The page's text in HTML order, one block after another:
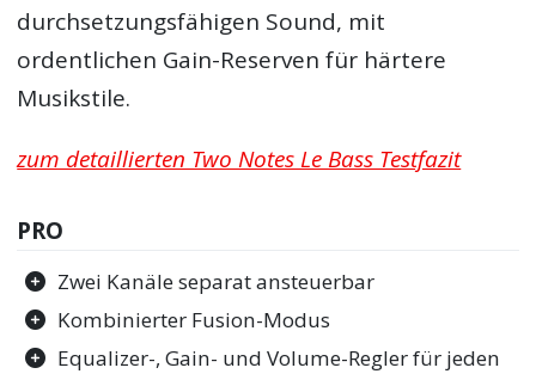
durchsetzungsfähigen Sound, mit
ordentlichen Gain-Reserven für härtere
Musikstile.
zum detaillierten Two Notes Le Bass Testfazit
PRO
Zwei Kanäle separat ansteuerbar
Kombinierter Fusion-Modus
Equalizer-, Gain- und Volume-Regler für jeden